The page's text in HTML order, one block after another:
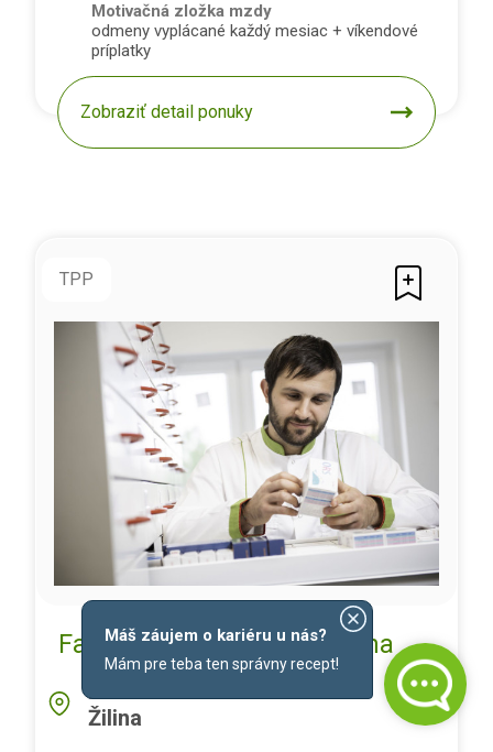
Motivačná zložka mzdy
odmeny vyplácané každý mesiac + víkendové
príplatky
Zobraziť detail ponuky
TPP
Farmaceut/ka - Bulvár, Žilina
LOKALITA
Žilina
Máš záujem o kariéru u nás?
Mám pre teba ten správny recept!